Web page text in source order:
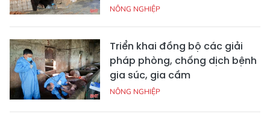
NÔNG NGHIỆP
Triển khai đồng bộ các giải
pháp phòng, chống dịch bệnh
gia súc, gia cầm
NÔNG NGHIỆP